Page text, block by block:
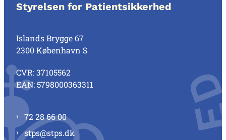
Styrelsen for Patientsikkerhed
Islands Brygge 67
2300 København S
CVR: 37105562
EAN: 5798000363311
72 28 66 00
stps@stps.dk